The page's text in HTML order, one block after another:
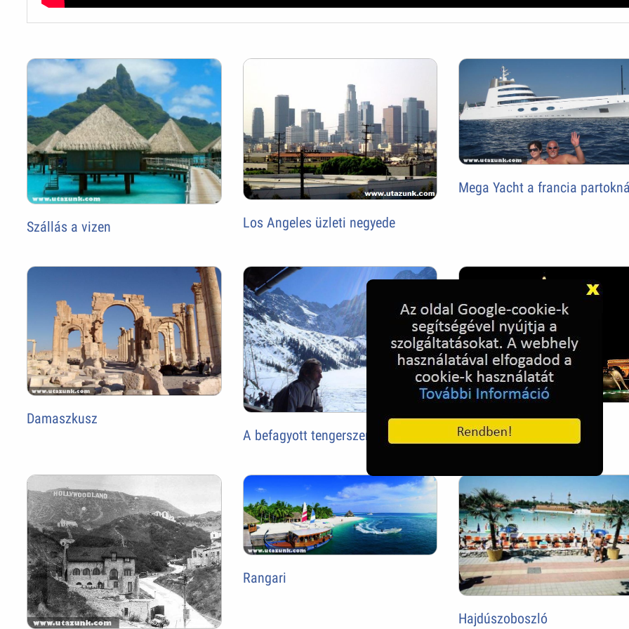
Szállás a vizen Los Angeles üzleti negyede
Mega Yacht a francia
Damaszkusz
A befagyott tengerszem
Las Vegas, Paris
Rangari
Hajdúszoboszló